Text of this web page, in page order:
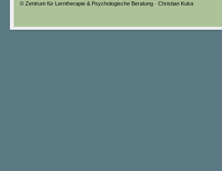
© Zentrum für Lerntherapie & Psychologische Beratung · Christian Kuka